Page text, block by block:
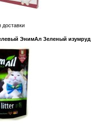
доставки
ЭнимАл Зеленый изумруд